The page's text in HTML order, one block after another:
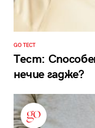
GO ТЕСТ
Тест:
нечие гадже?